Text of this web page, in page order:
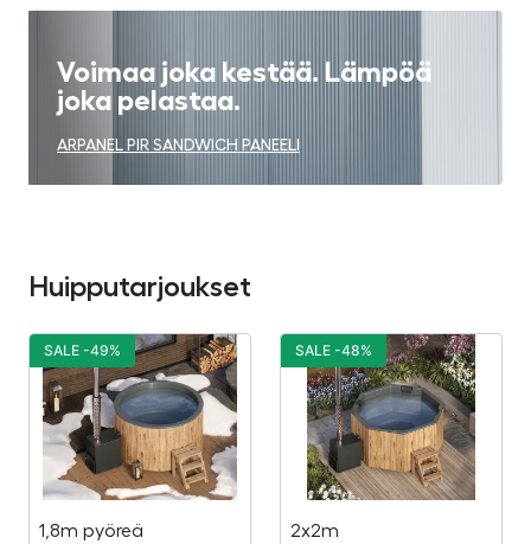
Voimaa joka kestää. Lämpöä
joka pelastaa.
ARPANEL PIR SANDWICH PANEELI
Huipputarjoukset
1,8m pyöreä
SALE -49%
2x2m
SALE -48%